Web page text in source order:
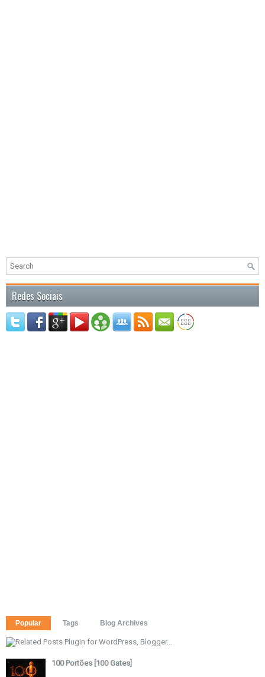
Redes Sociais
Popular Tags Blog Archives
100 Portões [100 Gates]